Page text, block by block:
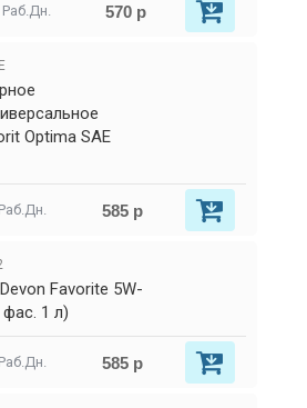
Раб.Дн. 570 р
Optima SAE
585 р
Favorite 5W-
1 л)
585 р